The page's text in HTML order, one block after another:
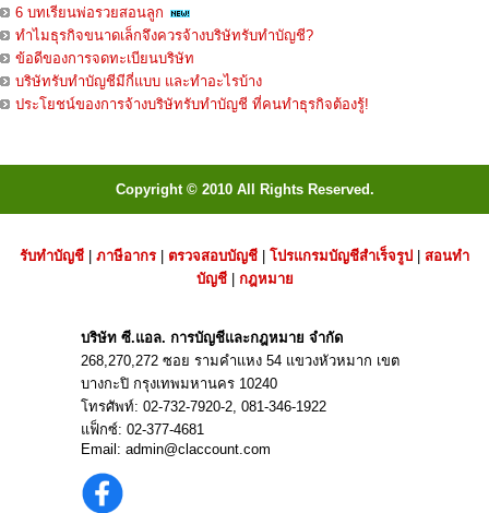
6 บทเรียนพ่อรวยสอนลูก
ทำไมธุรกิจขนาดเล็กจึงควรจ้างบริษัทรับทำบัญชี?
ข้อดีของการจดทะเบียนบริษัท
บริษัทรับทำบัญชีมีกี่แบบ และทำอะไรบ้าง
ประโยชน์ของการจ้างบริษัทรับทำบัญชี ที่คนทำธุรกิจต้องรู้!
Copyright © 2010 All Rights Reserved.
รับทำบัญชี ภาษีอากร ตรวจสอบบัญชี โปรแกรมบัญชีสำเร็จรูป
สอนทำ
บัญชี| กฎหมาย
บริษัท ซี.แอล. การบัญชีและกฎหมาย จำกัด
268,270,272 ซอย รามคำแหง 54 แขวงหัวหมาก เขต
บางกะปิ กรุงเทพมหานคร 10240
โทรศัพท์: 02-732-7920-2, 081-346-1922
แฟ็กซ์: 02-377-4681
Email: admin@claccount.com